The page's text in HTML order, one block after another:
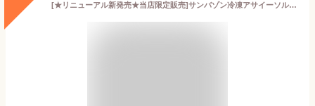
[★リニューアル新発売★当店限定販売]サンバゾン冷凍アサイーソルベ（加糖）500ml 盛り付けるだけで簡単本格アサイーボウル！アイス スムージー ピューレ アサイーベリー ハワイ アサイーボウル USDA（米国農務省）